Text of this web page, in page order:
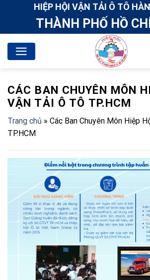
HIỆP HỘI VẬN TẢI Ô TÔ
THÀNH PHỐ HỒ
CÁC BAN CHUYÊN MÔN
VẬN TẢI Ô TÔ TP.HCM
Trang chủ » Các Ban Chuyên Môn Hiệp
TP.HCM